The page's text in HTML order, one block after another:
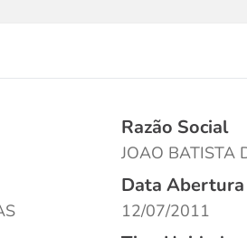
Razão Social
JOAO BATISTA
Data Abertura
12/07/2011